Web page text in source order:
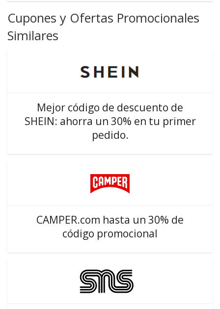
Cupones y Ofertas Promocionales
Similares
Mejor código de descuento de
SHEIN: ahorra un 30% en tu primer
pedido.
CAMPER.com hasta un 30% de
código promocional